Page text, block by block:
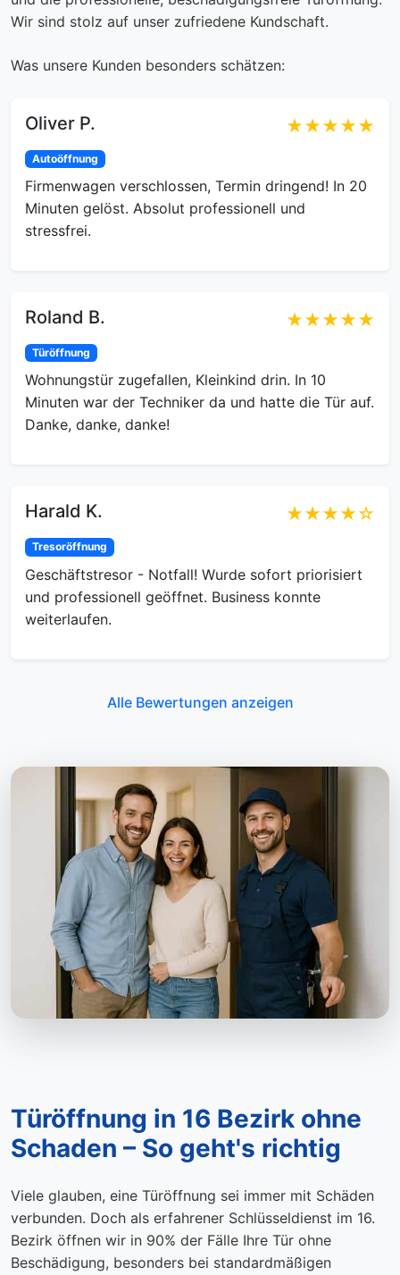
Wir sind stolz auf unser zufriedene Kundschaft.
Was unsere Kunden besonders schätzen:
Oliver P. ★★★★★
Autoöffnung
Firmenwagen verschlossen, Termin dringend! In 20
Minuten gelöst. Absolut professionell und
stressfrei.
Roland B. ★★★★★
Türöffnung
Wohnungstür zugefallen, Kleinkind drin. In 10
Minuten war der Techniker da und hatte die Tür auf.
Danke, danke, danke!
Harald K. ★★★★☆
Tresoröffnung
Geschäftstresor - Notfall! Wurde sofort priorisiert
und professionell geöffnet. Business konnte
weiterlaufen.
Alle Bewertungen anzeigen
Türöffnung in 16 Bezirk ohne
Schaden – So geht's richtig
Viele glauben, eine Türöffnung sei immer mit Schäden
verbunden. Doch als erfahrener Schlüsseldienst im 16.
Bezirk öffnen wir in 90% der Fälle Ihre Tür ohne
Beschädigung, besonders bei standardmäßigen